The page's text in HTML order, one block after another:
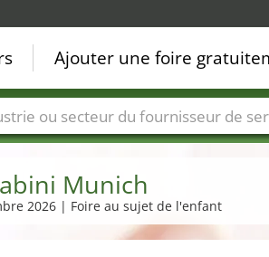
Munich
2026 | Foire au sujet de l'enfant
Ajouter une foire
foire Secteurs du fournisseur de